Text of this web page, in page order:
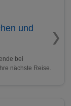
und
bei
nächste Reise.